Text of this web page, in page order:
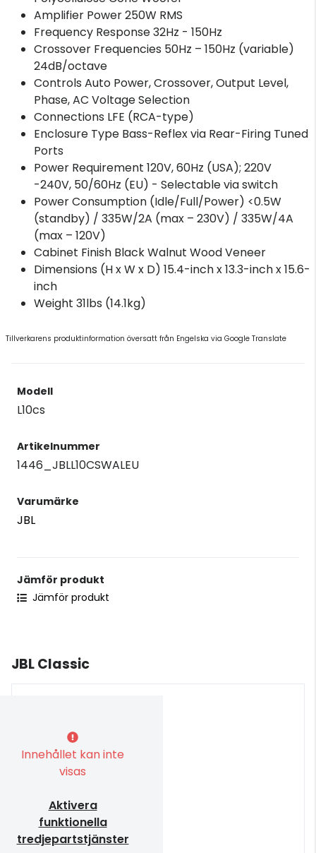
Amplifier Power 250W RMS
Frequency Response 32Hz - 150Hz
Crossover Frequencies 50Hz – 150Hz (variable)
24dB/octave
Controls Auto Power, Crossover, Output Level,
Phase, AC Voltage Selection
Connections LFE (RCA-type)
Enclosure Type Bass-Reflex via Rear-Firing Tuned
Ports
Power Requirement 120V, 60Hz (USA); 220V
-240V, 50/60Hz (EU) - Selectable via switch
Power Consumption (Idle/Full/Power) <0.5W
(standby) / 335W/2A (max – 230V) / 335W/4A
(max – 120V)
Cabinet Finish Black Walnut Wood Veneer
Dimensions (H x W x D) 15.4-inch x 13.3-inch x 15.6-
inch
Weight 31lbs (14.1kg)
Tillverkarens produktinformation översatt från Engelska via Google Translate
Modell
L10cs
Artikelnummer
1446_JBLL10CSWALEU
Varumärke
JBL
Jämför produkt
Jämför produkt
JBL Classic
Innehållet kan inte
visas
Aktivera
funktionella
tredjepartstjänster